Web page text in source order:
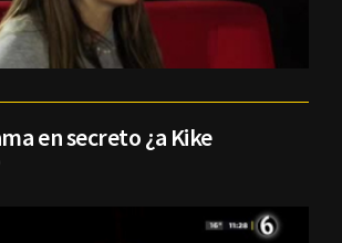
en secreto ¿a Kike